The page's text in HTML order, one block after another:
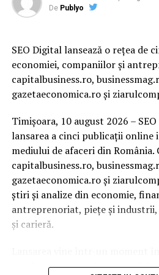
acționăm, legal, dacă se
ARTICOLE PE ACEIASI TEMA: PRIMA
Lovitură cruntă pentru cei cu
chiar acum în România – Capital
NU RATATI
Bani în plus pentru România.
aprobat finanțarea – Capital |
De Publyo
SEO Digital lansează o rețea de
economiei, companiilor și
capitalbusiness.ro,
gazetaeconomica.ro și
Timișoara, 10 august 2026 –
lansarea a cinci publicații online
mediului de afaceri din
capitalbusiness.ro,
gazetaeconomica.ro și
știri și analize din economie,
antreprenoriat, piețe și
și carieră.
românesc trece printr-un val de